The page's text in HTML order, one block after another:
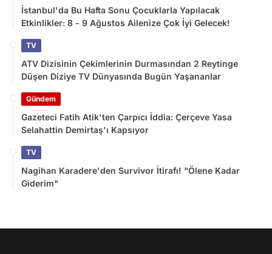
İstanbul'da Bu Hafta Sonu Çocuklarla Yapılacak
Etkinlikler: 8 - 9 Ağustos Ailenize Çok İyi Gelecek!
TV
ATV Dizisinin Çekimlerinin Durmasından 2 Reytinge
Düşen Diziye TV Dünyasında Bugün Yaşananlar
Gündem
Gazeteci Fatih Atik'ten Çarpıcı İddia: Çerçeve Yasa
Selahattin Demirtaş'ı Kapsıyor
TV
Nagihan Karadere'den Survivor İtirafı! "Ölene Kadar
Giderim"